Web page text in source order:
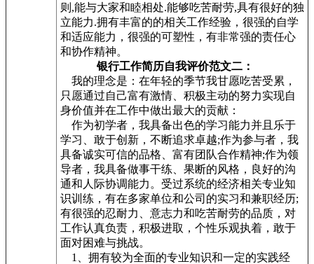
则,能与大家和睦相处.能够吃苦耐劳,具有很好的独
立能力.拥有丰富的的相关工作经验，很强的自学
和适应能力，很强的可塑性，有非常强的责任心
和协作精神。
银行工作简历自我评价范文二：
我的理念是：在年轻的季节我甘愿吃苦受累，
只愿通过自己富有激情、积极主动的努力实现自
身价值并在工作中做出最大的贡献：
作为初学者，我具备出色的学习能力并且乐于
学习、敢于创新，不断追求卓越;作为参与者，我
具备诚实可信的品格、富有团队合作精神;作为领
导者，我具备做事干练、果断的风格，良好的沟
通和人际协调能力。受过系统的经济相关专业知
识训练，有在多家单位和公司的实习和兼职经历;
有很强的忍耐力、意志力和吃苦耐劳的品质，对
工作认真负责，积极进取，个性乐观执着，敢于
面对困难与挑战。
1、拥有较为全面的专业知识和一定的实践经